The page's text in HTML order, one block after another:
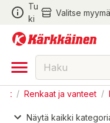
Tu
ki
Valitse
/ Renkaat ja vanteet /
Näytä kaikki